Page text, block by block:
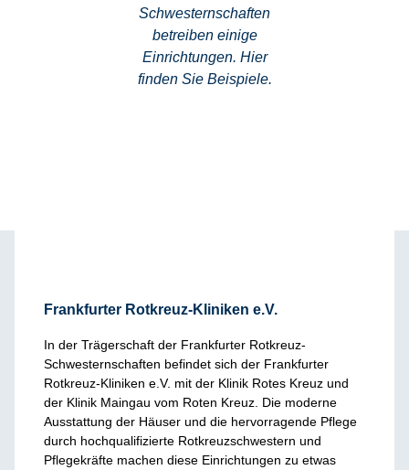
Schwesternschaften
betreiben einige
Einrichtungen. Hier
finden Sie Beispiele.
Frankfurter Rotkreuz-Kliniken e.V.
In der Trägerschaft der Frankfurter Rotkreuz-
Schwesternschaften befindet sich der Frankfurter
Rotkreuz-Kliniken e.V. mit der Klinik Rotes Kreuz und
der Klinik Maingau vom Roten Kreuz. Die moderne
Ausstattung der Häuser und die hervorragende Pflege
durch hochqualifizierte Rotkreuzschwestern und
Pflegekräfte machen diese Einrichtungen zu etwas